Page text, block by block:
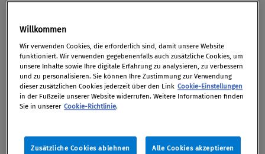
Sowohl Anzahl als auch der Wert der
Weihnachtsgeschenke haben sich in den letzten
Jahren aufgrund verstärkter Compliance-Aktivitäten
reduziert. Dies ist ein Ergebnis einer Studie des
Willkommen
Wir verwenden Cookies, die erforderlich sind, damit unsere Website
funktioniert. Wir verwenden gegebenenfalls auch zusätzliche Cookies, um
unsere Inhalte sowie Ihre digitale Erfahrung zu analysieren, zu verbessern
und zu personalisieren. Sie können Ihre Zustimmung zur Verwendung
dieser zusätzlichen Cookies jederzeit über den Link Cookie-Einstellungen
in der Fußzeile unserer Website widerrufen. Weitere Informationen finden
Sie in unserer Cookie-Richtlinie.
Zusätzliche Cookies ablehnen Alle Cookies akzeptieren